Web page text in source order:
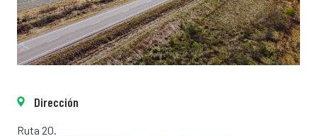
Dirección
Ruta 20.